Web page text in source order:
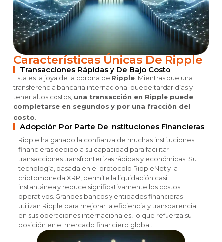
Características Únicas De Ripple
Transacciones Rápidas y De Bajo Costo
Esta es la joya de la corona de Ripple. Mientras que una
transferencia bancaria internacional puede tardar días y
tener altos costos, una transacción en Ripple puede
completarse en segundos y por una fracción del
costo.
Adopción Por Parte De Instituciones Financieras
Ripple ha ganado la confianza de muchas instituciones
financieras debido a su capacidad para facilitar
transacciones transfronterizas rápidas y económicas. Su
tecnología, basada en el protocolo RippleNet y la
criptomoneda XRP, permite la liquidación casi
instantánea y reduce significativamente los costos
operativos. Grandes bancos y entidades financieras
utilizan Ripple para mejorar la eficiencia y transparencia
en sus operaciones internacionales, lo que refuerza su
posición en el mercado financiero global.